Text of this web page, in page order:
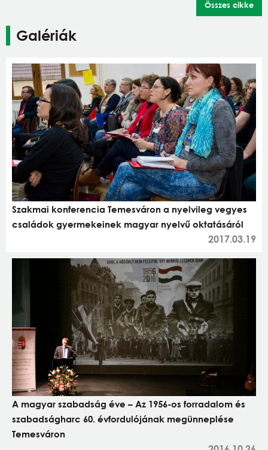
Összes cikke
Galériák
Szakmai konferencia Temesváron a nyelvileg vegyes
családok gyermekeinek magyar nyelvű oktatásáról
2017.03.19
A magyar szabadság éve – Az 1956-os forradalom és
szabadságharc 60. évfordulójának megünneplése
Temesváron